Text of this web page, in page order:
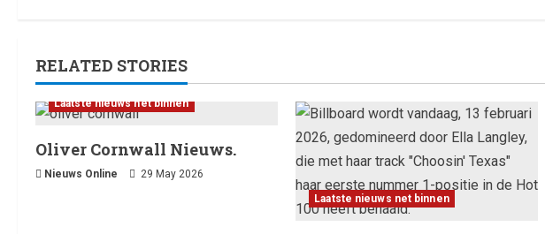
RELATED STORIES
Laatste nieuws net binnen
Oliver Cornwall Nieuws.
Nieuws Online
29 May 2026
Laatste nieuws net binnen